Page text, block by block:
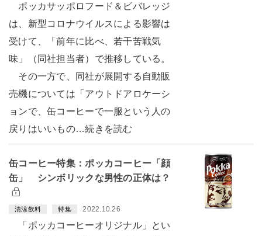
ポッカサッポロフード＆ビバレッジ
は、新型コロナウイルスによる影響は
受けて、「前年に比べ、若干苦戦気
味」（同社担当者）で推移している。
その一方で、同社が展開する自動販
売機については「アウトドアロケーシ
ョンで、缶コーヒーで一服という人の
戻りはいいもの…続きを読む
缶コーヒー特集：ポッカコーヒー「顔
缶」 シンボリックな男性の正体は？
清涼飲料 特集 2022.10.26
「ポッカコーヒーオリジナル」とい